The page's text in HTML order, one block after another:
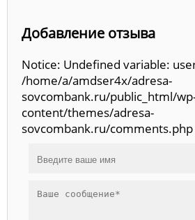
Добавление отзыва
Notice: Undefined variable:
/home/a/amdser4x/adresa-
sovcombank.ru/public_html/
content/themes/adresa-
sovcombank.ru/comments.php